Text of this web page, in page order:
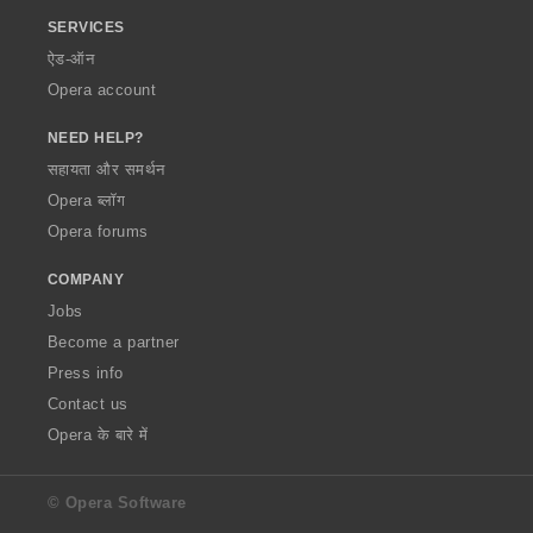
SERVICES
ऐड-ऑन
Opera account
NEED HELP?
सहायता और समर्थन
Opera ब्लॉग
Opera forums
COMPANY
Jobs
Become a partner
Press info
Contact us
Opera के बारे में
© Opera Software